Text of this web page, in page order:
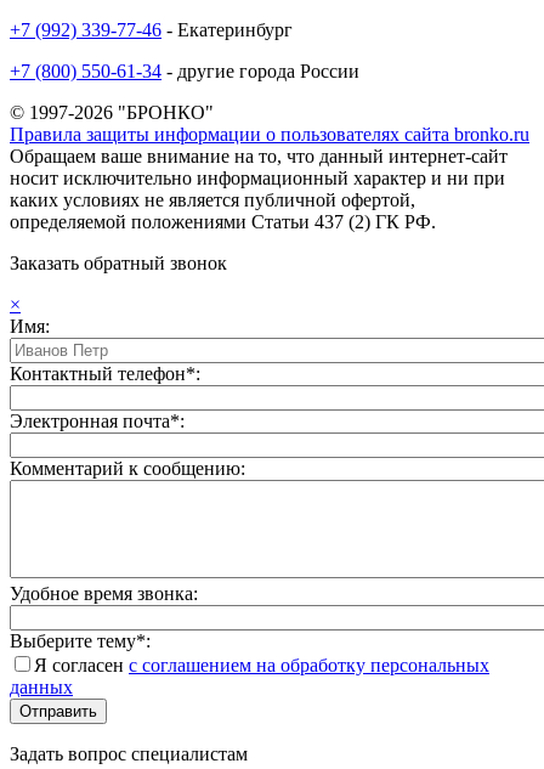
+7 (992) 339-77-46 - Екатеринбург
+7 (800) 550-61-34 - другие города России
© 1997-2026 "БРОНКО"
Правила защиты информации о пользователях сайта bronko.ru
Обращаем ваше внимание на то, что данный интернет-сайт
носит исключительно информационный характер и ни при
каких условиях не является публичной офертой,
определяемой положениями Статьи 437 (2) ГК РФ.
Заказать обратный звонок
×
Имя:
Контактный телефон*:
Электронная почта*:
Комментарий к сообщению:
Удобное время звонка:
Выберите тему*:
Я согласен с соглашением на обработку персональных
данных
Задать вопрос специалистам